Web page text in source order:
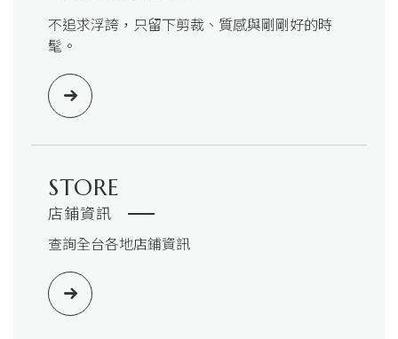
不追求浮誇，只留下剪裁、質感與剛剛好的時
髦。
STORE
店鋪資訊
查詢全台各地店鋪資訊